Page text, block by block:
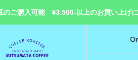
のご購入可能 ¥3.500-以上のお買い上げ